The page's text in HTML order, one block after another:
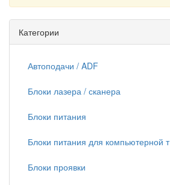
Категории
Автоподачи / ADF
Блоки лазера / сканера
Блоки питания
Блоки питания для компьютерной т
Блоки проявки